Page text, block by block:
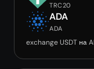
TRC20
ADA
ADA
exchange USDT на